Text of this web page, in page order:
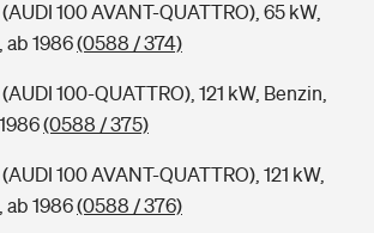
100 AVANT-QUATTRO), 65 kW,
ab 1986(0588 / 374)
100-QUATTRO), 121 kW, Benzin,
(0588 / 375)
100 AVANT-QUATTRO), 121 kW,
ab 1986(0588 / 376)